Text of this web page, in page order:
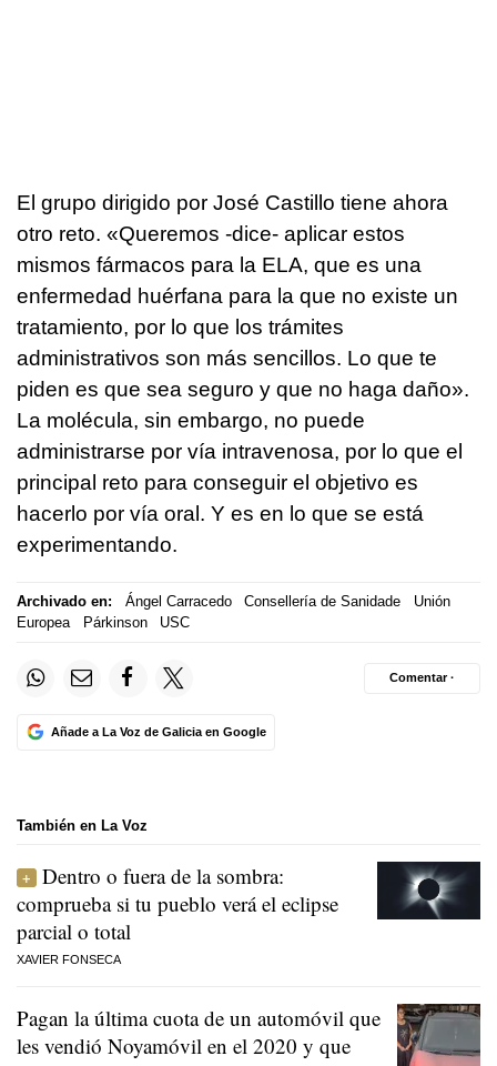
El grupo dirigido por José Castillo tiene ahora
otro reto. «Queremos -dice- aplicar estos
mismos fármacos para la ELA, que es una
enfermedad huérfana para la que no existe un
tratamiento, por lo que los trámites
administrativos son más sencillos. Lo que te
piden es que sea seguro y que no haga daño».
La molécula, sin embargo, no puede
administrarse por vía intravenosa, por lo que el
principal reto para conseguir el objetivo es
hacerlo por vía oral. Y es en lo que se está
experimentando.
Archivado en: Ángel Carracedo Consellería de Sanidade
Unión
Europea
Párkinson USC
Añade a La Voz de Galicia en Google
Comentar ·
También en La Voz
Dentro o fuera de la sombra:
comprueba si tu pueblo verá el eclipse
parcial o total
XAVIER FONSECA
Pagan la última cuota de un automóvil que
les vendió Noyamóvil en el 2020 y que